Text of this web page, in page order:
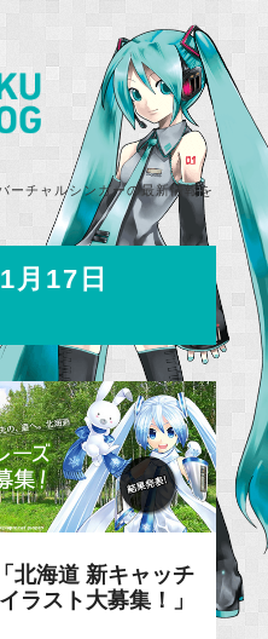
ーチャルシンガーの最新情報を
月17日
北海道 新キャッチ
ラスト大募集！」